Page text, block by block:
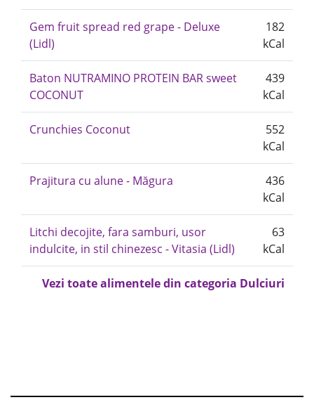
Gem fruit spread red grape - Deluxe
(Lidl)
182
kCal
Baton NUTRAMINO PROTEIN BAR sweet
COCONUT
439
kCal
Crunchies Coconut
552
kCal
Prajitura cu alune - Măgura
436
kCal
Litchi decojite, fara samburi, usor
indulcite, in stil chinezesc - Vitasia (Lidl)
63
kCal
Vezi toate alimentele din categoria Dulciuri